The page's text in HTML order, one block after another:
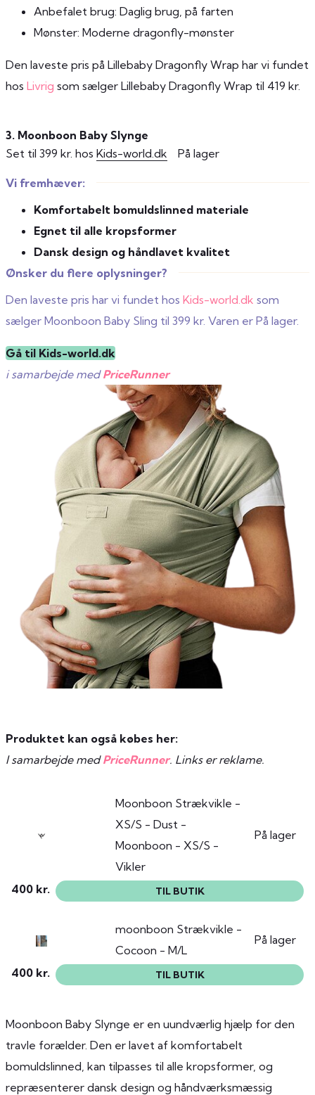
Anbefalet brug: Daglig brug, på farten
Mønster: Moderne dragonfly-mønster
Den laveste pris på Lillebaby Dragonfly Wrap har vi fundet
hos Livrig som sælger Lillebaby Dragonfly Wrap til 419 kr.
3. Moonboon Baby Slynge
Set til 399 kr. hos Kids-world.dk På lager
Vi fremhæver:
Komfortabelt bomuldslinned materiale
Egnet til alle kropsformer
Dansk design og håndlavet kvalitet
Ønsker du flere oplysninger?
Den laveste pris har vi fundet hos Kids-world.dk som
sælger Moonboon Baby Sling til 399 kr. Varen er På lager.
Gå til Kids-world.dk
i samarbejde medPriceRunner
Produktet kan også købes her:
I samarbejde medPriceRunner. Links er reklame.
Moonboon Strækvikle -
XS/S - Dust -
Moonboon - XS/S -
Vikler
På lager
400 kr. TIL BUTIK
moonboon Strækvikle -
Cocoon - M/L
På lager
400 kr. TIL BUTIK
Moonboon Baby Slynge er en uundværlig hjælp for den
travle forælder. Den er lavet af komfortabelt
bomuldslinned, kan tilpasses til alle kropsformer, og
repræsenterer dansk design og håndværksmæssig